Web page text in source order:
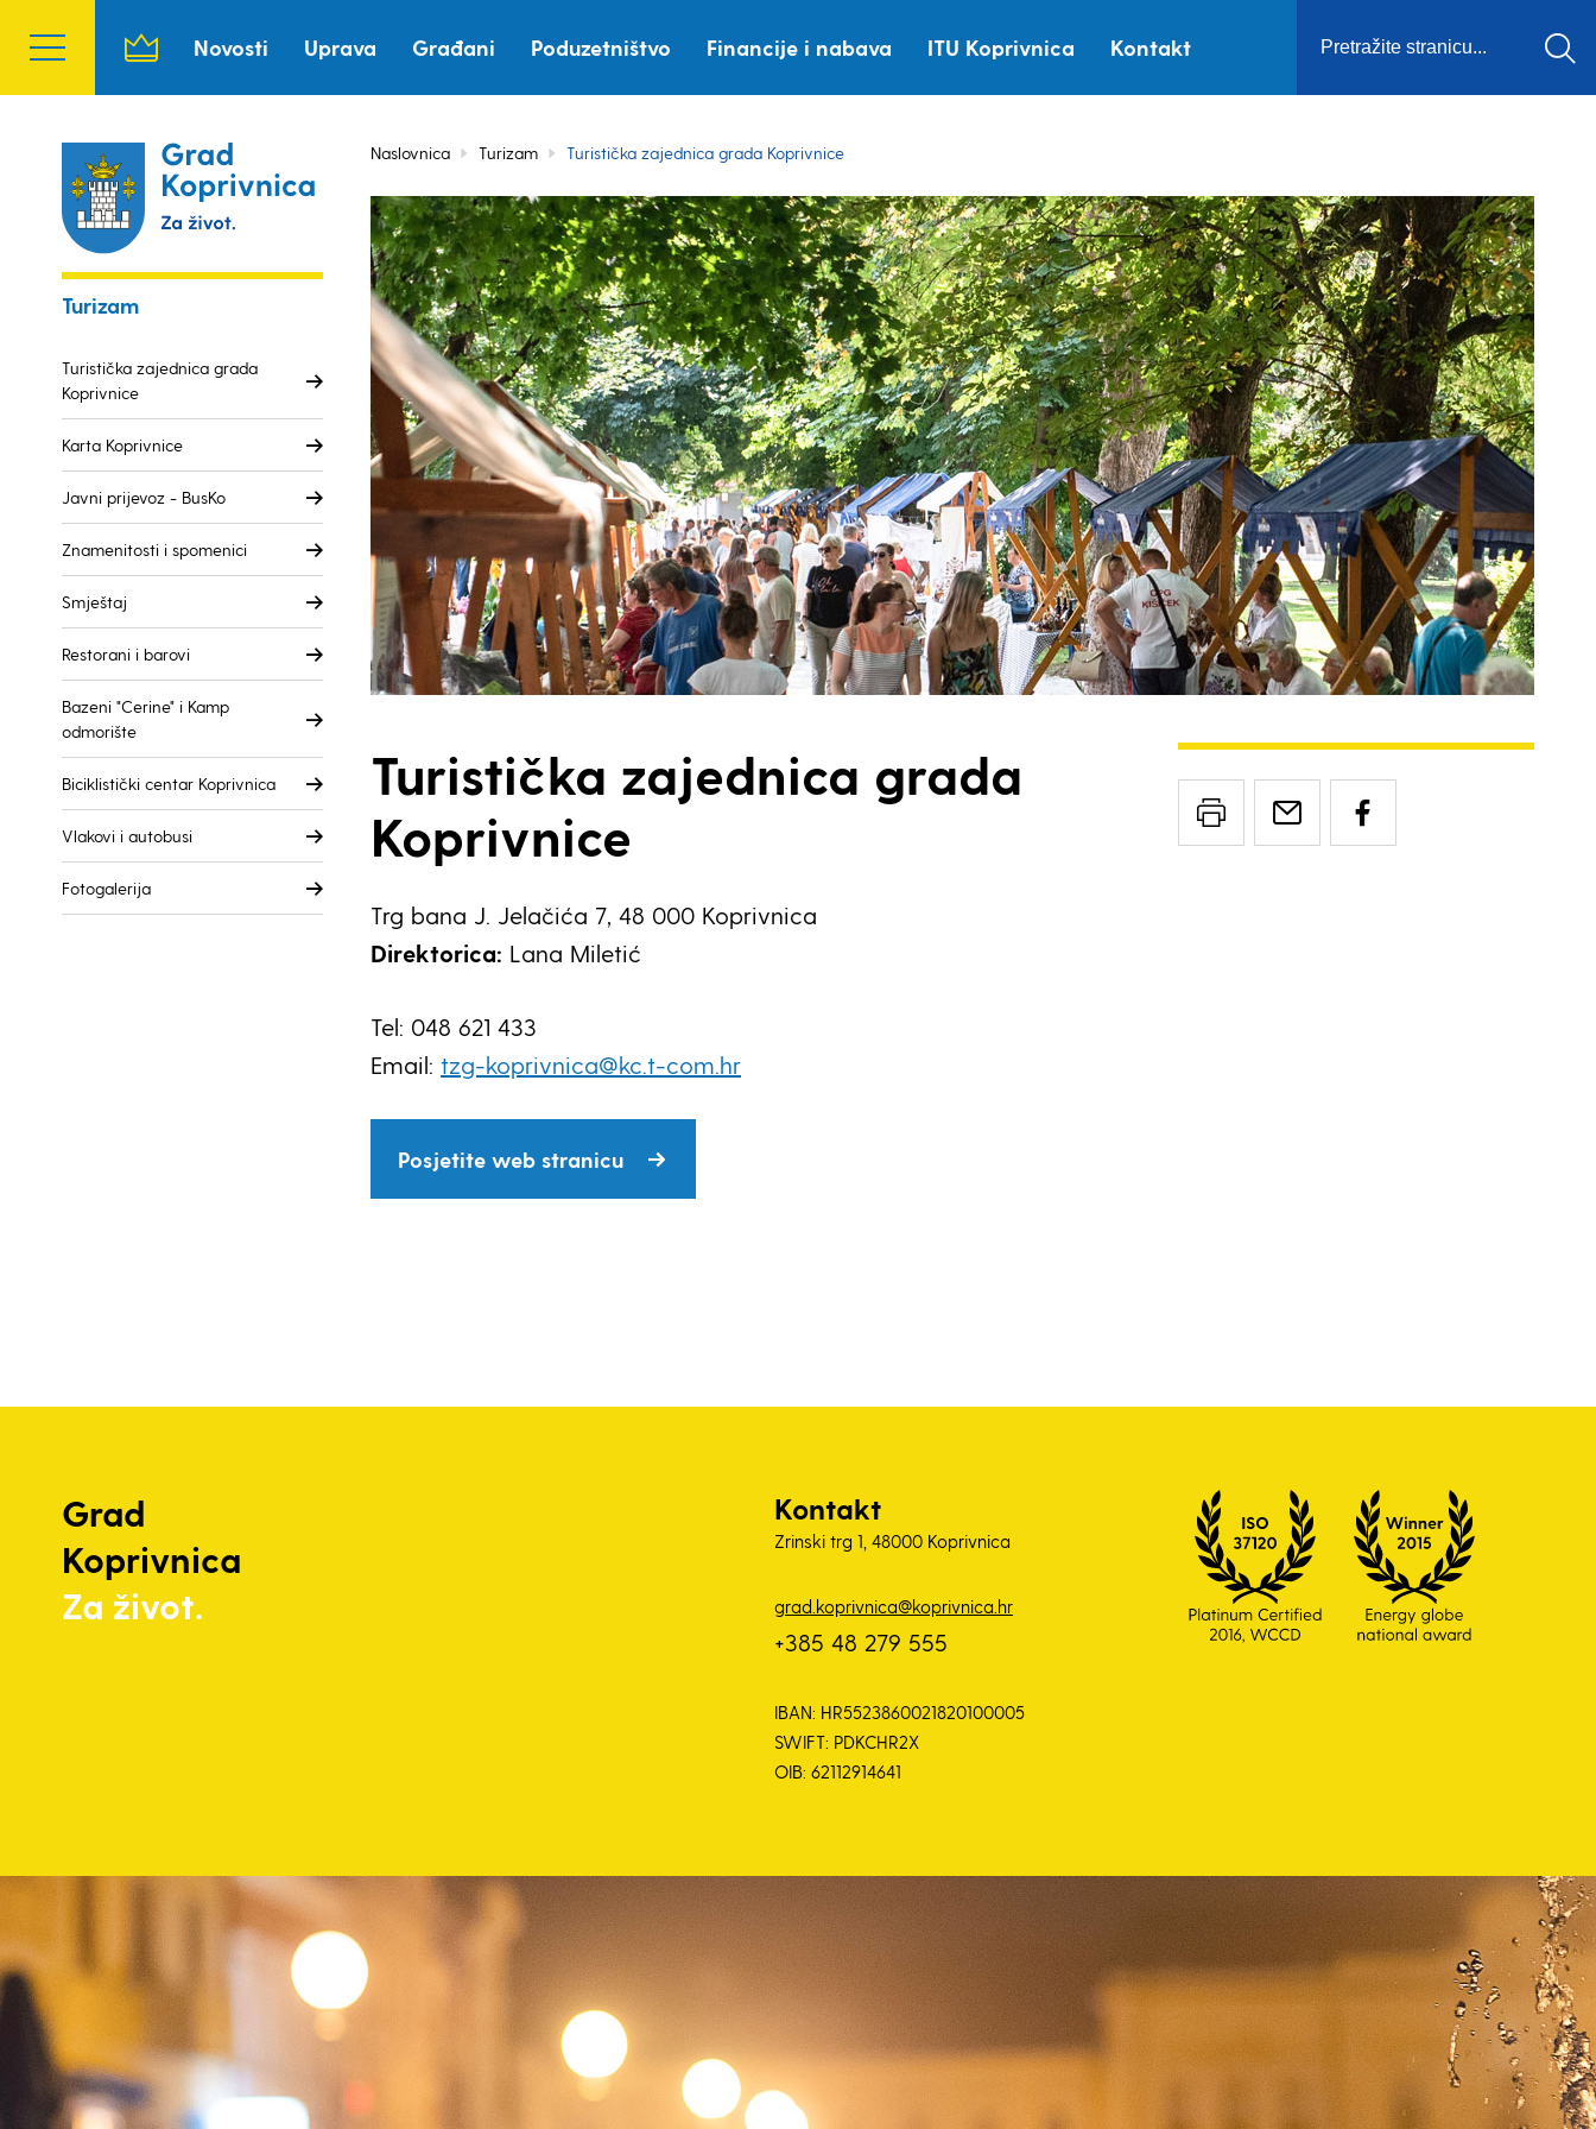
Novosti Uprava Građani Poduzetništvo Financije i nabava ITU Koprivnica Kontakt
Turizam
Turistička zajednica grada
Koprivnice
Karta Koprivnice
Javni prijevoz - BusKo
Znamenitosti i spomenici
Smještaj
Restorani i barovi
Bazeni "Cerine" i Kamp
odmorište
Biciklistički centar Koprivnica
Vlakovi i autobusi
Fotogalerija
Naslovnica Turizam Turistička zajednica grada Koprivnice
Turistička zajednica grada
Koprivnice
Trg bana J. Jelačića 7, 48 000 Koprivnica
Direktorica: Lana Miletić
Tel: 048 621 433
Email: tzg-koprivnica@kc.t-com.hr
Posjetite web stranicu
Grad
Koprivnica
Za život.
Kontakt
Zrinski trg 1, 48000 Koprivnica
grad.koprivnica@koprivnica.hr
+385 48 279 555
IBAN: HR5523860021820100005
SWIFT: PDKCHR2X
OIB: 62112914641